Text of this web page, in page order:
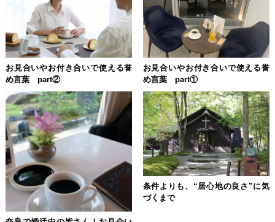
お見合いやお付き合いで使える誉
め言葉 part②
お見合いやお付き合いで使える誉
め言葉 part①
条件よりも、“居心地の良さ”に気
づくまで